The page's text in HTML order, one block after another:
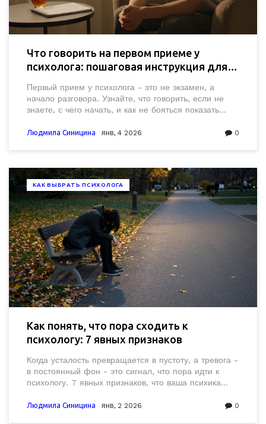
Что говорить на первом приеме у
психолога: пошаговая инструкция для
Первый прием у психолога - это не экзамен, а
начало разговора. Узнайте, что говорить, если не
знаете, с чего начать, и как не бояться показать
Людмила Синицина янв, 4 2026 0
КАК ВЫБРАТЬ ПСИХОЛОГА
Как понять, что пора сходить к
психологу: 7 явных признаков
Когда усталость превращается в пустоту, а тревога -
в постоянный фон - это сигнал, что пора идти к
психологу. 7 явных признаков, что ваша психика
Людмила Синицина янв, 2 2026 0